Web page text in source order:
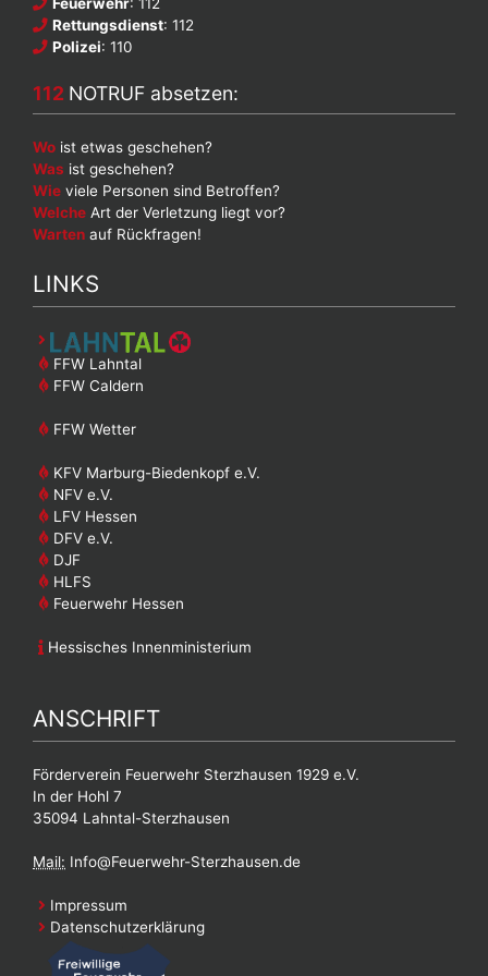
Feuerwehr: 112
Rettungsdienst: 112
Polizei: 110
112 NOTRUF absetzen:
Wo ist etwas geschehen?
Was ist geschehen?
Wie viele Personen sind Betroffen?
Welche Art der Verletzung liegt vor?
Warten auf Rückfragen!
LINKS
FFW Lahntal
FFW Caldern
FFW Wetter
KFV Marburg-Biedenkopf e.V.
NFV e.V.
LFV Hessen
DFV e.V.
DJF
HLFS
Feuerwehr Hessen
Hessisches Innenministerium
ANSCHRIFT
Förderverein Feuerwehr Sterzhausen 1929 e.V.
In der Hohl 7
35094 Lahntal-Sterzhausen
Mail: Info@Feuerwehr-Sterzhausen.de
Impressum
Datenschutzerklärung